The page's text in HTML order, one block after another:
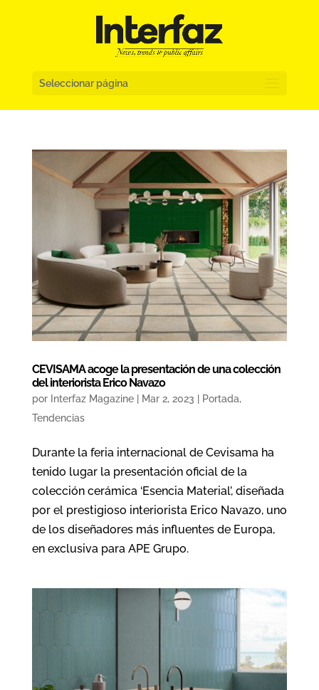
Seleccionar página
CEVISAMA acoge la presentación de una colección
del interiorista Erico Navazo
por Interfaz Magazine| Mar 2, 2023 Portada,
Tendencias
Durante la feria internacional de Cevisama ha
tenido lugar la presentación oficial de la
colección cerámica ‘Esencia Material’, diseñada
por el prestigioso interiorista Erico Navazo, uno
de los diseñadores más influentes de Europa,
en exclusiva para APE Grupo.